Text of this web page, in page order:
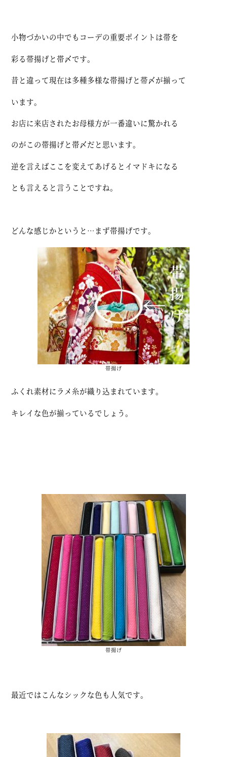
小物づかいの中でもコーデの重要ポイントは帯を
彩る帯揚げと帯〆です。
昔と違って現在は多種多様な帯揚げと帯〆が揃って
います。
お店に来店されたお母様方が一番違いに驚かれる
のがこの帯揚げと帯〆だと思います。
逆を言えばここを変えてあげるとイマドキになる
とも言えると言うことですね。
どんな感じかというと…まず帯揚げです。
帯揚げ
ふくれ素材にラメ糸が織り込まれています。
キレイな色が揃っているでしょう。
帯揚げ
最近ではこんなシックな色も人気です。